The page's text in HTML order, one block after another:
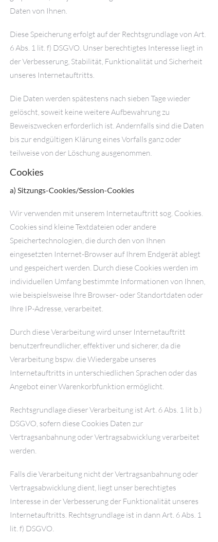
Daten von Ihnen.
Diese Speicherung erfolgt auf der Rechtsgrundlage von Art.
6 Abs. 1 lit. f) DSGVO. Unser berechtigtes Interesse liegt in
der Verbesserung, Stabilität, Funktionalität und Sicherheit
unseres Internetauftritts.
Die Daten werden spätestens nach sieben Tage wieder
gelöscht, soweit keine weitere Aufbewahrung zu
Beweiszwecken erforderlich ist. Andernfalls sind die Daten
bis zur endgültigen Klärung eines Vorfalls ganz oder
teilweise von der Löschung ausgenommen.
Cookies
a) Sitzungs-Cookies/Session-Cookies
Wir verwenden mit unserem Internetauftritt sog. Cookies.
Cookies sind kleine Textdateien oder andere
Speichertechnologien, die durch den von Ihnen
eingesetzten Internet-Browser auf Ihrem Endgerät ablegt
und gespeichert werden. Durch diese Cookies werden im
individuellen Umfang bestimmte Informationen von Ihnen,
wie beispielsweise Ihre Browser- oder Standortdaten oder
Ihre IP-Adresse, verarbeitet.
Durch diese Verarbeitung wird unser Internetauftritt
benutzerfreundlicher, effektiver und sicherer, da die
Verarbeitung bspw. die Wiedergabe unseres
Internetauftritts in unterschiedlichen Sprachen oder das
Angebot einer Warenkorbfunktion ermöglicht.
Rechtsgrundlage dieser Verarbeitung ist Art. 6 Abs. 1 lit b.)
DSGVO, sofern diese Cookies Daten zur
Vertragsanbahnung oder Vertragsabwicklung verarbeitet
werden.
Falls die Verarbeitung nicht der Vertragsanbahnung oder
Vertragsabwicklung dient, liegt unser berechtigtes
Interesse in der Verbesserung der Funktionalität unseres
Internetauftritts. Rechtsgrundlage ist in dann Art. 6 Abs. 1
lit. f) DSGVO.